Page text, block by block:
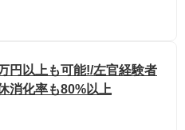
円以上も可能!/左官経験者
消化率も80%以上